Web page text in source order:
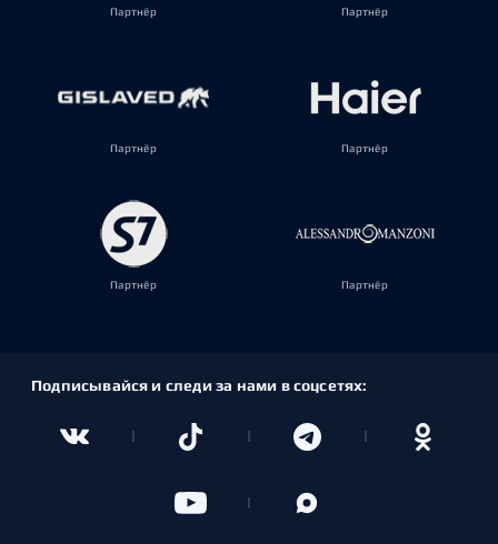
Партнёр Партнёр
Партнёр Партнёр
Партнёр Партнёр
Подписывайся и следи за нами в соцсетях: